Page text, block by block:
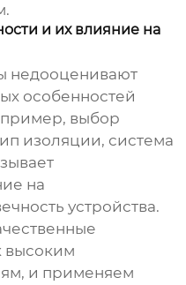
и их влияние на
недооценивают
особенностей
выбор
изоляции, система
на
устройства.
высоким
и применяем